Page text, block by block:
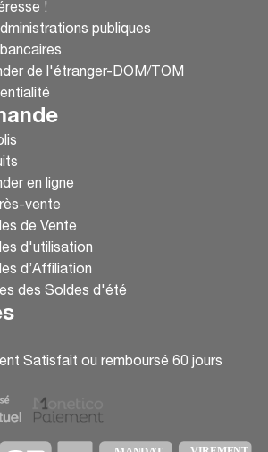
!
publiques
de l'étranger-DOM/TOM
en ligne
vente
de Vente
d'utilisation
d’Affiliation
des Soldes d'été
Satisfait ou remboursé 60 jours